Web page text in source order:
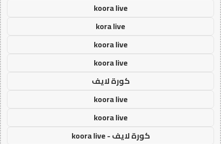
koora live
kora live
koora live
koora live
كورة لايف
koora live
koora live
كورة لايف - koora live